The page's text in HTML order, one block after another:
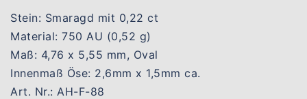
Stein: Smaragd mit 0,22 ct
Material: 750 AU (0,52 g)
Maß: 4,76 x 5,55 mm, Oval
Innenmaß Öse: 2,6mm x 1,5mm ca.
Art. Nr.: AH-F-88